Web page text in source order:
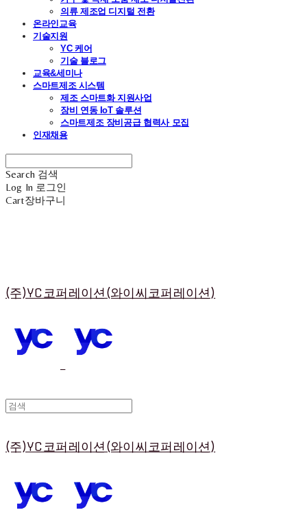
의류 제조업 디지털 전환
온라인교육
기술지원
YC 케어
기술 블로그
교육&세미나
스마트제조 시스템
제조 스마트화 지원사업
장비 연동 IoT 솔루션
스마트제조 장비공급 협력사 모집
인재채용
Search 검색
Log In 로그인
Cart장바구니
(주)YC코퍼레이션(와이씨코퍼레이션)
(주)YC코퍼레이션(와이씨코퍼레이션)